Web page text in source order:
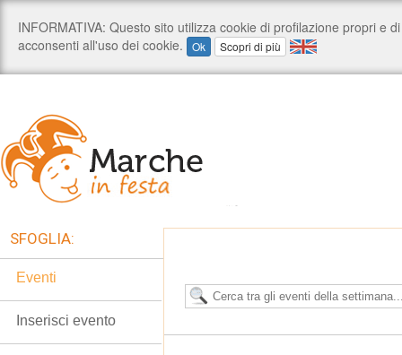
SFOGLIA:
Eventi
Inserisci evento